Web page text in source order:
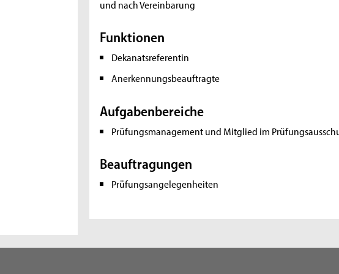
und nach Vereinbarung
Funktionen
Dekanatsreferentin
Anerkennungsbeauftragte
Aufgabenbereiche
Prüfungsmanagement und Mitglied im
Beauftragungen
Prüfungsangelegenheiten